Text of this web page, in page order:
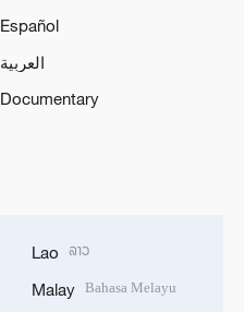
Español
العربية
Documentary
Lao ລາວ
Malay Bahasa Melayu